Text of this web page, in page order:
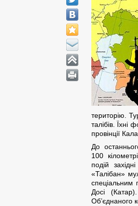
територію.
талібів. Їхні
провінції
До
100
подій
«Талібан»
Досі
Об’єднаного